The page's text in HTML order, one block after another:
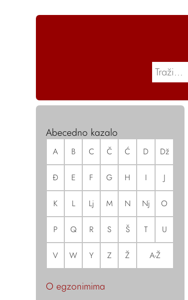
Abecedno kazalo
A B C Č Ć D Dž
Đ E F G H I J
K L Lj M N Nj O
P Q R S Š T U
V W Y Z Ž A-Ž
O egzonimima